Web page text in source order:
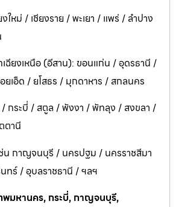
ใหม่ / เชียงราย / พะเยา / แพร่ / ลำปาง
ฉียงเหนือ (อีสาน): ขอนแก่น / อุดรธานี /
ยเอ็ด / ยโสธร / มุกดาหาร / สกลนคร
/ กระบี่ / สตูล / พังงา / พัทลุง / สงขลา /
ตานี
น กาญจนบุรี / นครปฐม / นครราชสีมา
ทร์ / อุบลราชธานี / ฯลฯ
พมหานคร, กระบี่, กาญจนบุรี,